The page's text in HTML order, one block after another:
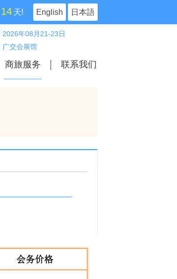
English 日本語
14 天!
商旅服务 联系我们
2026年08月21-23日
广交会展馆